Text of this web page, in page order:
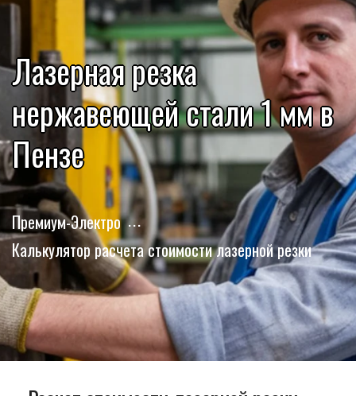
Лазерная резка
нержавеющей стали 1 мм в
Пензе
Премиум-Электро
Калькулятор расчета стоимости лазерной резки